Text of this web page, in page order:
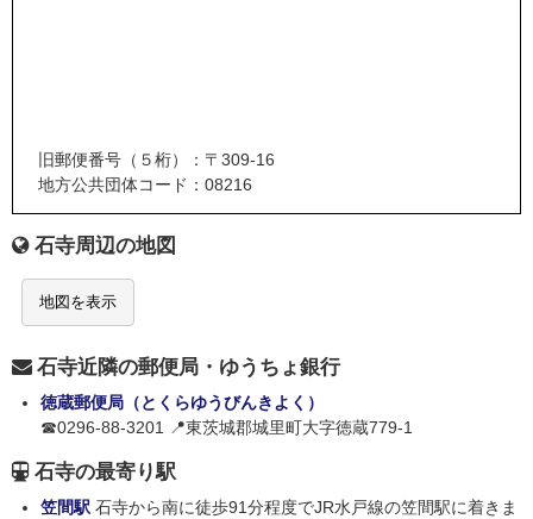
旧郵便番号（５桁）：〒309-16
地方公共団体コード：08216
石寺周辺の地図
地図を表示
石寺近隣の郵便局・ゆうちょ銀行
徳蔵郵便局（とくらゆうびんきよく）
☎0296-88-3201 📍東茨城郡城里町大字徳蔵779-1
石寺の最寄り駅
笠間駅 石寺から南に徒歩91分程度でJR水戸線の笠間駅に着きま